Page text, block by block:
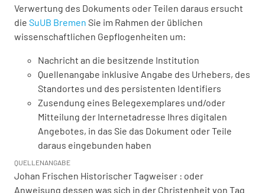
Verwertung des Dokuments oder Teilen daraus ersucht
die SuUB Bremen Sie im Rahmen der üblichen
wissenschaftlichen Gepflogenheiten um:
Nachricht an die besitzende Institution
Quellenangabe inklusive Angabe des Urhebers, des
Standortes und des persistenten Identifiers
Zusendung eines Belegexemplares und/oder
Mitteilung der Internetadresse Ihres digitalen
Angebotes, in das Sie das Dokument oder Teile
daraus eingebunden haben
QUELLENANGABE
Johan Frischen Historischer Tagweiser : oder
Anweisung dessen was sich in der Christenheit von Tag